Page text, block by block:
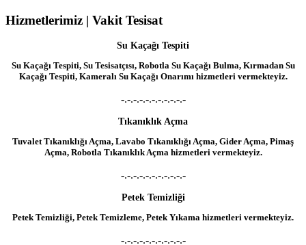
Hizmetlerimiz | Vakit Tesisat
Su Kaçağı Tespiti
Su Kaçağı Tespiti, Su Tesisatçısı, Robotla Su Kaçağı Bulma, Kırmadan Su
Kaçağı Tespiti, Kameralı Su Kaçağı Onarımı hizmetleri vermekteyiz.
-.-.-.-.-.-.-.-.-.-.-
Tıkanıklık Açma
Tuvalet Tıkanıklığı Açma, Lavabo Tıkanıklığı Açma, Gider Açma, Pimaş
Açma, Robotla Tıkanıklık Açma hizmetleri vermekteyiz.
-.-.-.-.-.-.-.-.-.-.-
Petek Temizliği
Petek Temizliği, Petek Temizleme, Petek Yıkama hizmetleri vermekteyiz.
-.-.-.-.-.-.-.-.-.-.-